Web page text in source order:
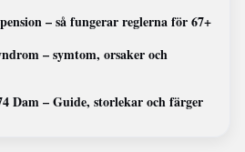
– så fungerar reglerna för 67+
– symtom, orsaker och
Dam – Guide, storlekar och färger